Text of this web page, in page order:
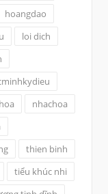
hoangdao
loi dich
nhachoa
thien binh
tiểu khúc nhi